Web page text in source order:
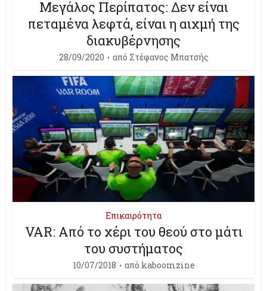
Μεγάλος Περίπατος: Δεν είναι
πεταμένα λεφτά, είναι η αιχμή της
διακυβέρνησης
28/09/2020 από Στέφανος Μπατσής
Επικαιρότητα
VAR: Από το χέρι του θεού στο μάτι
του συστήματος
10/07/2018 από kaboomzine